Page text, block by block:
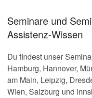
Seminare und
Assistenz-Wissen
Du findest unser
Hamburg, Hannover,
am Main, Leipzig,
Wien, Salzburg und